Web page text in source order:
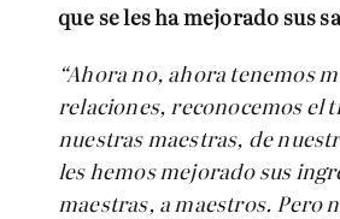
que se les ha mejorado sus
“Ahora no, ahora tenemos
relaciones, reconocemos el
nuestras maestras, de
les hemos mejorado sus
maestras, a maestros. Pero